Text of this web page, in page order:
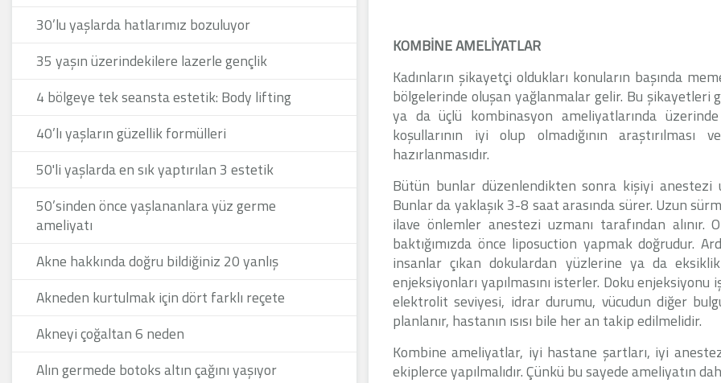
KOMBİNE AMELİYATLAR
Kadınların şikayetçi oldukları konuların başında
bölgelerinde oluşan yağlanmalar gelir. Bu şikayetleri
ya da üçlü kombinasyon ameliyatlarında
koşullarının iyi olup olmadığının
hazırlanmasıdır.
Bütün bunlar düzenlendikten sonra kişiyi anestezi
Bunlar da yaklaşık 3-8 saat arasında sürer. Uzun
ilave önlemler anestezi uzmanı tarafından alınır.
baktığımızda önce liposuction yapmak doğrudur.
insanlar çıkan dokulardan yüzlerine ya da
enjeksiyonları yapılmasını isterler. Doku
elektrolit seviyesi, idrar durumu, vücudun diğer
planlanır, hastanın ısısı bile her an takip edilmelidir.
Kombine ameliyatlar, iyi hastane şartları, iyi
ekiplerce yapılmalıdır. Çünkü bu sayede ameliyatın
30’lu yaşlarda hatlarımız bozuluyor
35 yaşın üzerindekilere lazerle gençlik
4 bölgeye tek seansta estetik: Body lifting
40’lı yaşların güzellik formülleri
50'li yaşlarda en sık yaptırılan 3 estetik
50’sinden önce yaşlananlara yüz germe
ameliyatı
Akne hakkında doğru bildiğiniz 20 yanlış
Akneden kurtulmak için dört farklı reçete
Akneyi çoğaltan 6 neden
Alın germede botoks altın çağını yaşıyor